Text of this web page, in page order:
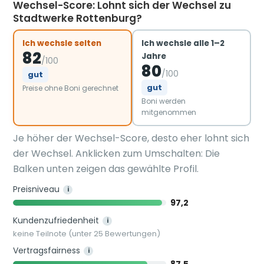
Wechsel-Score: Lohnt sich der Wechsel zu
Stadtwerke Rottenburg?
Ich wechsle selten
82/100
gut
Preise ohne Boni gerechnet
Ich wechsle alle 1–2
Jahre
80/100
gut
Boni werden
mitgenommen
Je höher der Wechsel-Score, desto eher lohnt sich
der Wechsel. Anklicken zum Umschalten: Die
Balken unten zeigen das gewählte Profil.
Preisniveau i
97,2
Kundenzufriedenheit
i
keine Teilnote (unter 25 Bewertungen)
Vertragsfairness i